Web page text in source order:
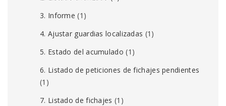
3. Informe (1)
4. Ajustar guardias localizadas (1)
5. Estado del acumulado (1)
6. Listado de peticiones de fichajes pendientes
(1)
7. Listado de fichajes (1)